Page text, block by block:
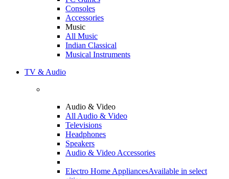
Consoles
Accessories
Music
All Music
Indian Classical
Musical Instruments
TV & Audio
Audio & Video
All Audio & Video
Televisions
Headphones
Speakers
Audio & Video Accessories
Electro Home AppliancesAvailable in select